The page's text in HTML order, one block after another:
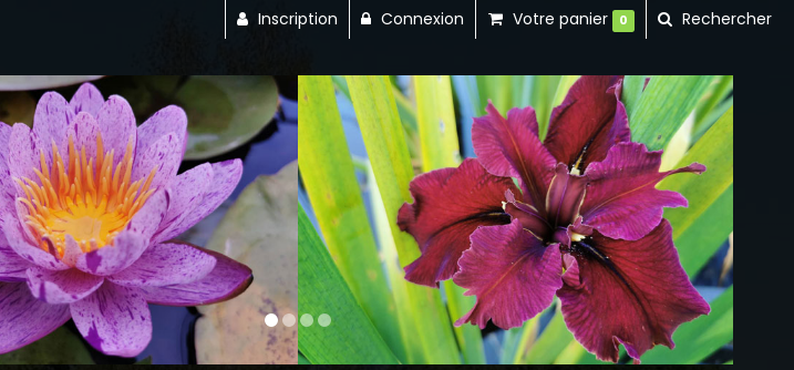
Next
Inscription Connexion Votre panier 0 Rechercher